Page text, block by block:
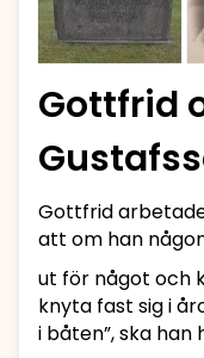
Gottfrid
Gottfrid
att om han
ut för något och
knyta fast sig i
i båten”, ska han